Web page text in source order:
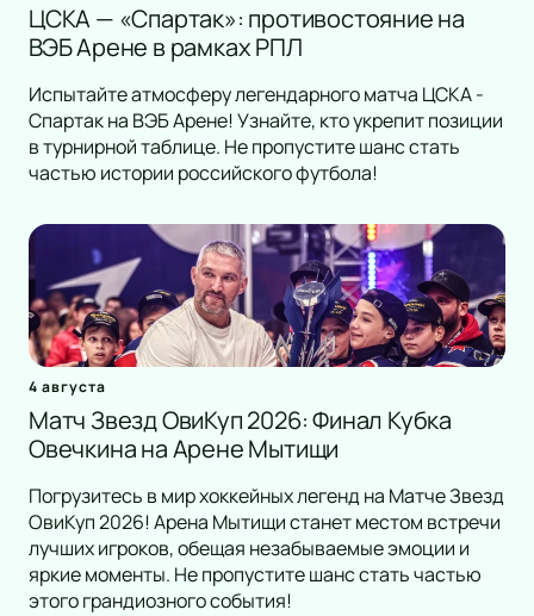
Фьюжн
Конное шоу
ЦСКА — «Спартак»: противостояние на
ВЭБ Арене в рамках РПЛ
Испытайте атмосферу легендарного матча ЦСКА -
Спартак на ВЭБ Арене! Узнайте, кто укрепит позиции
в турнирной таблице. Не пропустите шанс стать
частью истории российского футбола!
4 августа
Матч Звезд ОвиКуп 2026: Финал Кубка
Овечкина на Арене Мытищи
Погрузитесь в мир хоккейных легенд на Матче Звезд
ОвиКуп 2026! Арена Мытищи станет местом встречи
лучших игроков, обещая незабываемые эмоции и
яркие моменты. Не пропустите шанс стать частью
этого грандиозного события!